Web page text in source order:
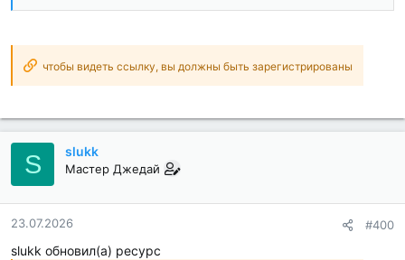
чтобы видеть ссылку, вы должны быть зарегистрированы
S slukk
Мастер Джедай
23.07.2026 #400
slukk обновил(а) ресурс